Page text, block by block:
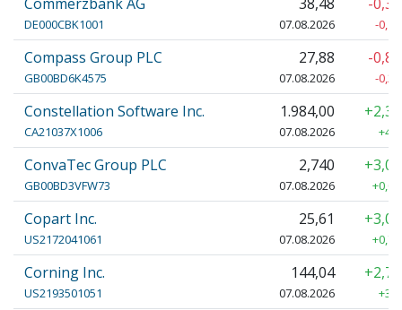
Commerzbank AG
DE000CBK1001
38,48
07.08.2026
-
-
Compass Group PLC
GB00BD6K4575
27,88
07.08.2026
-
-
Constellation Software Inc.
CA21037X1006
1.984,00
07.08.2026
ConvaTec Group PLC
GB00BD3VFW73
2,740
07.08.2026
Copart Inc.
US2172041061
25,61
07.08.2026
Corning Inc.
US2193501051
144,04
07.08.2026